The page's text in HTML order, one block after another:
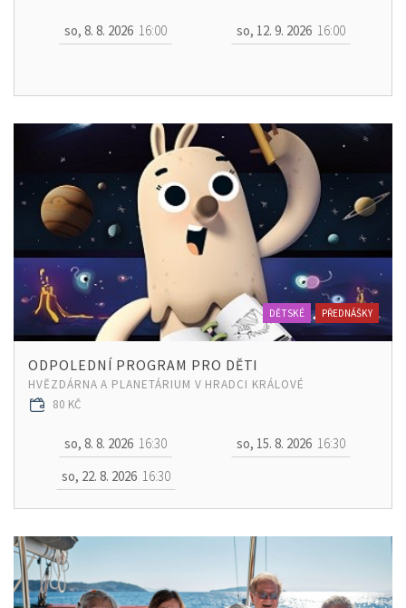
so, 8. 8. 2026 16:00 so, 12. 9. 2026 16:00
DĚTSKÉ PŘEDNÁŠKY
ODPOLEDNÍ PROGRAM PRO DĚTI
HVĚZDÁRNA A PLANETÁRIUM V HRADCI KRÁLOVÉ
80 KČ
so, 8. 8. 2026 16:30 so, 15. 8. 2026 16:30
so, 22. 8. 2026 16:30